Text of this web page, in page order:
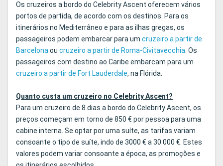
Os cruzeiros a bordo do Celebrity Ascent oferecem vários
portos de partida, de acordo com os destinos. Para os
itinerários no Mediterrâneo e para as ilhas gregas, os
passageiros podem embarcar para um cruzeiro a partir de
Barcelonaou cruzeiro a partir de Roma-Civitavecchia. Os
passageiros com destino ao Caribe embarcam para um
cruzeiro a partir de Fort Lauderdale, na Flórida.
Quanto custa um cruzeiro no Celebrity Ascent?
Para um cruzeiro de 8 dias a bordo do Celebrity Ascent, os
preços começam em torno de 850 € por pessoa para uma
cabine interna. Se optar por uma suíte, as tarifas variam
consoante o tipo de suíte, indo de 3000 € a 30 000 €. Estes
valores podem variar consoante a época, as promoções e